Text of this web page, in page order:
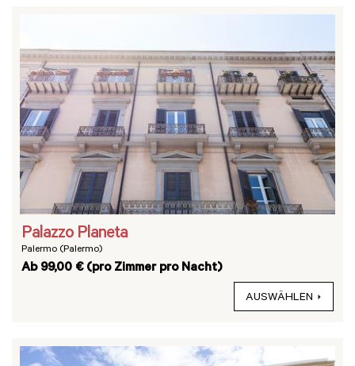
Palazzo Planeta
Palermo (Palermo)
Ab 99,00 € (pro Zimmer pro Nacht)
AUSWÄHLEN